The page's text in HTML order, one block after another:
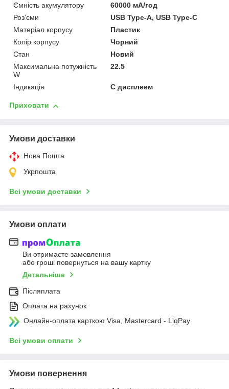
Ємність акумулятору
60000 мА/год
Роз'єми
USB Type-A, USB Type-C
Матеріал корпусу
Пластик
Колір корпусу
Чорний
Стан
Новий
Максимальна потужність
W
22.5
Індикація С дисплеем
Приховати
Умови доставки
Нова Пошта
Укрпошта
Всі умови доставки
Умови оплати
Ви отримаєте замовлення
або гроші повернуться на вашу картку
Детальніше
Післяплата
Оплата на рахунок
Онлайн-оплата карткою Visa, Mastercard - LiqPay
Всі умови оплати
Умови повернення